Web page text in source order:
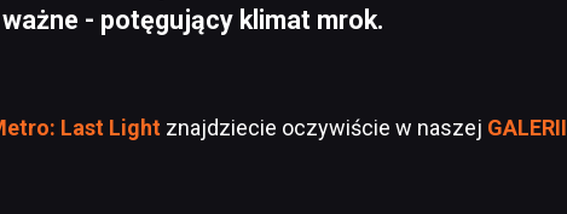
- potęgujący klimat mrok.
Last Light znajdziecie oczywiście w naszej GALERII